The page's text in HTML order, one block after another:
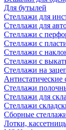
Для бутылей
Стеллажи для
Стеллажи для
Стеллажи с
Стеллажи с
Стеллажи с
Стеллажи с
Стеллажи на
Антистатические
Стеллажи
Стеллажи для
Стеллажи
Сборные
Лотки,